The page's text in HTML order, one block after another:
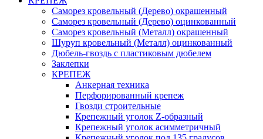
Саморез кровельный (Дерево) окрашенный
Саморез кровельный (Дерево) оцинкованный
Саморез кровельный (Металл) окрашенный
Шуруп кровельный (Металл) оцинкованный
Дюбель-гвоздь с пластиковым дюбелем
Заклепки
КРЕПЕЖ
Анкерная техника
Перфорированный крепеж
Гвозди строительные
Крепежный уголок Z-образный
Крепежный уголок асимметричный